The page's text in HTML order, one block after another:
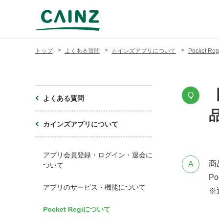
トップ よくある質問 カインズアプリについて Pocket
Q
A
商
※
よくある質問
カインズアプリについて
アプリ会員登録・ログイン・退会に
ついて
アプリのサービス・機能について
Pocket Regiについて